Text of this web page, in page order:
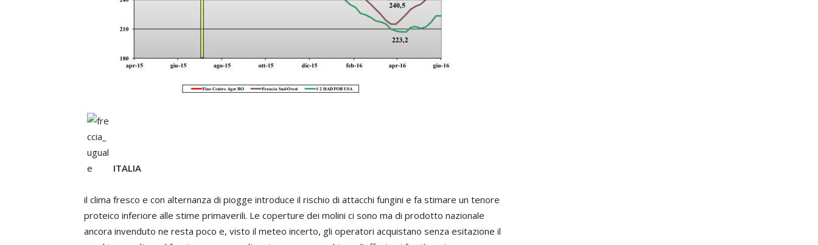
ITALIA
il clima fresco e con alternanza di piogge introduce il rischio di attacchi fungini e fa stimare un tenore
proteico inferiore alle stime primaverili. Le coperture dei molini ci sono ma di prodotto nazionale
ancora invenduto ne resta poco e, visto il meteo incerto, gli operatori acquistano senza esitazione il